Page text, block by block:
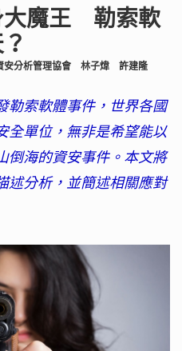
大魔王 勒索軟
安分析管理協會 林子煒 許建隆
勒索軟體事件，世界各國
全單位，無非是希望能以
倒海的資安事件。本文將
述分析，並簡述相關應對